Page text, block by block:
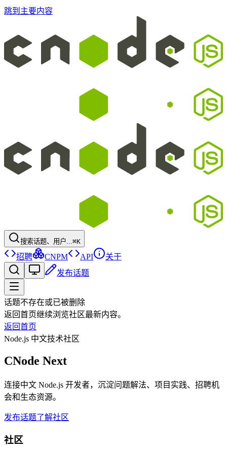
跳到主要内容
搜索话题、用户...⌘K
招聘 CNPM API
关于
发布话题
话题不存在或已被删除
返回首页继续浏览社区最新内容。
返回首页
Node.js 中文技术社区
CNode Next
连接中文 Node.js 开发者，沉淀问题解法、项目实践、招聘机
会和生态资源。
发布话题了解社区
社区